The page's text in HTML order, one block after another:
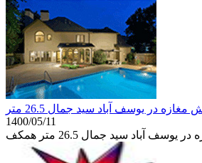
در یوسف آباد سید جمال 26.5 متر
1400/05/11
آباد سید جمال 26.5 متر همکف